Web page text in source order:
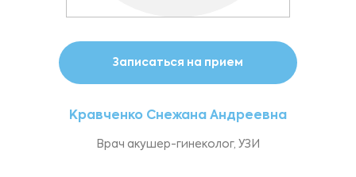
Записаться на прием
Кравченко Снежана Андреевна
Врач акушер-гинеколог, УЗИ